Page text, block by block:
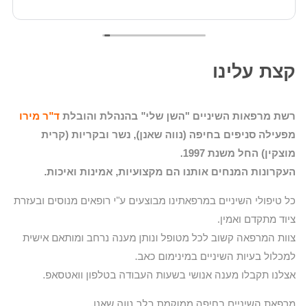
קצת עלינו
רשת מרפאות השיניים "השן שלי" בהנהלת והובלת ד"ר מירו
מפעילה סניפים בחיפה (נווה שאנן), נשר ובקריות (קרית
מוצקין) החל משנת 1997.
העקרונות המנחים אותנו הם מקצועיות, אמינות ואיכות.
כל טיפולי השיניים במרפאתינו מבוצעים ע"י רופאים מנוסים ובעזרת
ציוד מתקדם ואמין.
צוות המרפאה קשוב לכל מטופל ונותן מענה נרחב ומותאם אישית
למכלול בעיות השיניים במינימום כאב.
אצלנו תקבלו מענה אנושי בשעות העבודה בטלפון וואטסאפ.
מרפאת השיניים בחיפה ממוקמת בלב נווה שאנן.